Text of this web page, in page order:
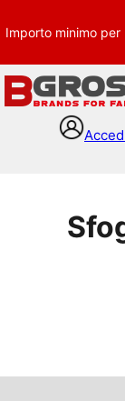
Importo minimo per